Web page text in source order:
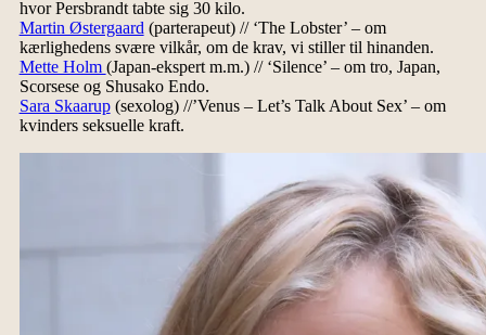
hvor Persbrandt tabte sig 30 kilo.
Martin Østergaard (parterapeut) // ‘The Lobster’ – om
kærlighedens svære vilkår, om de krav, vi stiller til hinanden.
Mette Holm (Japan-ekspert m.m.) // ‘Silence’ – om tro, Japan,
Scorsese og Shusako Endo.
Sara Skaarup(sexolog) //’Venus – Let’s Talk About Sex’ – om
kvinders seksuelle kraft.